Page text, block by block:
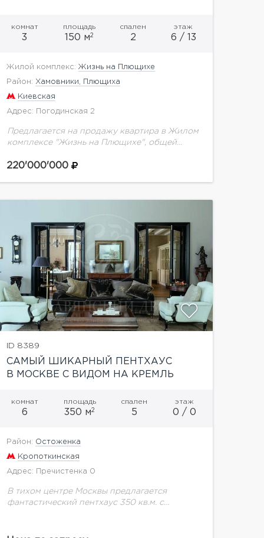
комнат
3
площадь
150 м2
спален
2
этаж
6 / 13
Жилой комплекс: Жизнь на Плющихе
Район: Хамовники, Плющиха
Киевская
Адрес: Погодинская 2
Предлагается на продажу квартира в Жилом
комплексе "Жизнь на Плющихе", общей
просторная квартира с двумя спальнями и
220'000'000
ID 8389
САМЫЙ ШИКАРНЫЙ ПЕНТХАУС
В МОСКВЕ С ВИДОМ НА КРЕМЛЬ
комнат
6
площадь
350 м2
спален
5
этаж
0 / 0
Район: Остоженка
Кропоткинская
Адрес: Пречистенка 0
В тихом центре Москвы предлагается
фантастический пентхаус 350 кв.м. с
известным дизайнерским бюро. Это vip